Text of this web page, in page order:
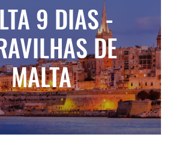
9 DIAS -
DE
MALTA